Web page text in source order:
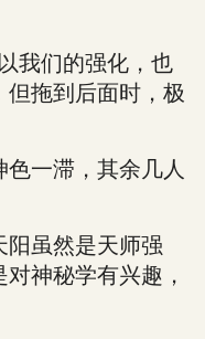
们的强化，也
拖到后面时，极
一滞，其余几人
虽然是天师强
神秘学有兴趣，